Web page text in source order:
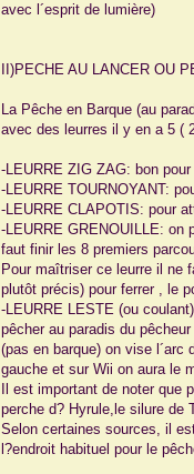
avec l´esprit de lumière)
II)PECHE AU LANCER OU
La Pêche en Barque (au
avec des leurres il y en a 5 (
-LEURRE ZIG ZAG: bon
-LEURRE TOURNOYANT:
-LEURRE CLAPOTIS: pour
-LEURRE GRENOUILLE: on
faut finir les 8 premiers
Pour maîtriser ce leurre il ne
plutôt précis) pour ferrer , le
-LEURRE LESTE (ou
pêcher au paradis du
(pas en barque) on vise
gauche et sur Wii on aura le
Il est important de noter
perche d? Hyrule,le silure de
Selon certaines sources, il
l?endroit habituel pour le